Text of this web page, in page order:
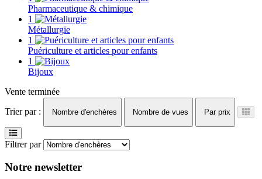
Pharmaceutique & chimique
1
Métallurgie
1
Puériculture et articles pour enfants
1
Bijoux
Vente terminée
Trier par :
Nombre d'enchères Nombre de vues Par prix
Filtrer par
Notre newsletter